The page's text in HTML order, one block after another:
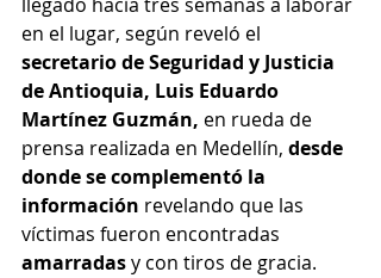
en el lugar, según reveló el
secretario de Seguridad y Justicia
de Antioquia, Luis Eduardo
Martínez Guzmán, en rueda de
prensa realizada en Medellín, desde
donde se complementó la
información revelando que las
víctimas fueron encontradas
amarradas y con tiros de gracia.